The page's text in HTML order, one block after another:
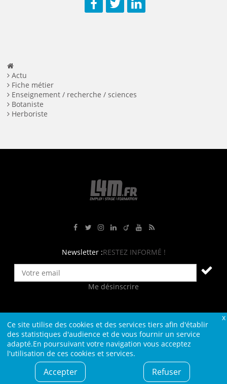
Ce site utilise des cookies et des services tiers afin d'établir
des statistiques d'audience et de vous fournir un service
adapté.En poursuivant votre navigation vous acceptez
l'utilisation de ces cookies et services.
Accepter Refuser
Actu
Fiche métier
Enseignement / recherche / sciences
Botaniste
Herboriste
Newsletter :RESTEZ INFORMÉ !
Me désinscrire
Contact Plan du site Qui sommes-nous ?
Liens
Charte L4M
Conditions Générales
Cookies et confidentialité
Informations légales